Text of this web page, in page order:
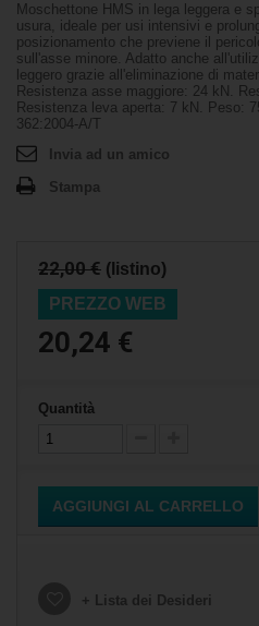
Moschettone HMS in lega leggera e
usura, ideale per usi intensivi e
posizionamento che previene il
sull'asse minore. Adatto anche
leggero grazie all'eliminazione di
Resistenza asse maggiore: 24 kN.
Resistenza leva aperta: 7 kN. Peso:
362:2004-A/T
Invia ad un amico
Stampa
22,00 € (listino)
PREZZO WEB
20,24 €
Quantità
AGGIUNGI AL CARRELLO
+ Lista dei Desideri